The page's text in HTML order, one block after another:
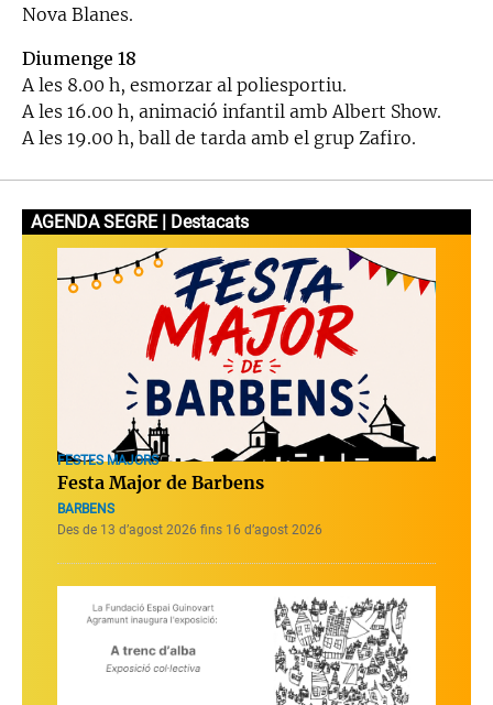
Nova Blanes.
Diumenge 18
A les 8.00 h, esmorzar al poliesportiu.
A les 16.00 h, animació infantil amb Albert Show.
A les 19.00 h, ball de tarda amb el grup Zafiro.
AGENDA SEGRE | Destacats
FESTES MAJORS
Festa Major de Barbens
BARBENS
Des de 13 d’agost 2026 fins 16 d’agost 2026